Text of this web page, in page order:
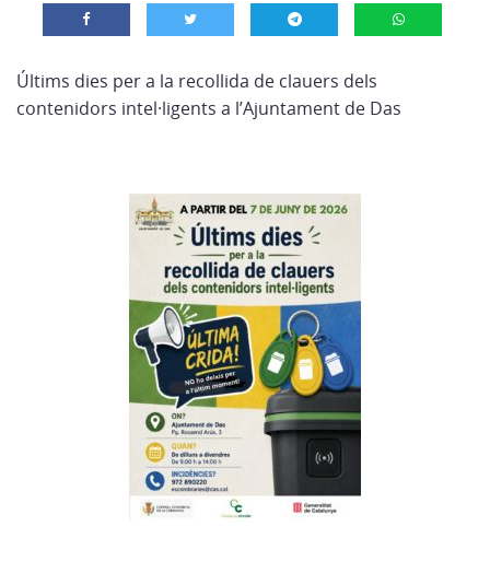
Últims dies per a la recollida de clauers dels
contenidors intel·ligents a l’Ajuntament de Das